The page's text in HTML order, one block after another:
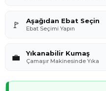
🚩 Aşağıdan Ebat Seçin
Ebat Seçimi Yapın
💼 Yıkanabilir Kumaş
Çamaşır Makinesinde Yıka